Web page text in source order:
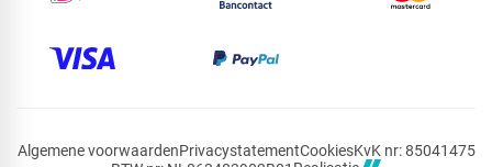
Algemene voorwaardenPrivacystatementCookiesKvK nr: 85041475